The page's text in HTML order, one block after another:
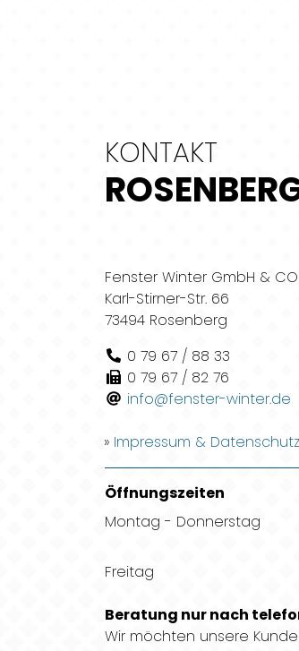
KONTAKT
Fenster Winter GmbH & CO
Karl-Stirner-Str. 66
73494 Rosenberg
0 79 67 / 88 33
0 79 67 / 82 76
info@fenster-winter.de
Impressum & Datenschutz
Öffnungszeiten
Montag - Donnerstag
Freitag
Beratung nur nach
Wir möchten unsere